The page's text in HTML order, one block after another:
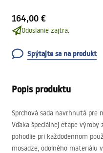
164,00 €
Odoslanie zajtra.
Spýtajte sa na produkt
Popis produktu
Sprchová sada navrhnutá pre
Vďaka špeciálnej etape
pohodlie pri každodennom
mosadze, odolného materiálu